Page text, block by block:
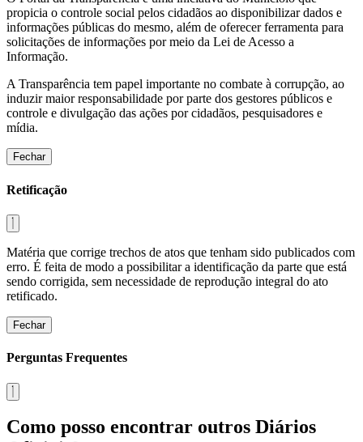
propicia o controle social pelos cidadãos ao disponibilizar dados e
informações públicas do mesmo, além de oferecer ferramenta para
solicitações de informações por meio da Lei de Acesso a
Informação.
A Transparência tem papel importante no combate à corrupção, ao
induzir maior responsabilidade por parte dos gestores públicos e
controle e divulgação das ações por cidadãos, pesquisadores e
mídia.
Fechar
Retificação
Matéria que corrige trechos de atos que tenham sido publicados com
erro. É feita de modo a possibilitar a identificação da parte que está
sendo corrigida, sem necessidade de reprodução integral do ato
retificado.
Fechar
Perguntas Frequentes
Como posso encontrar outros Diários